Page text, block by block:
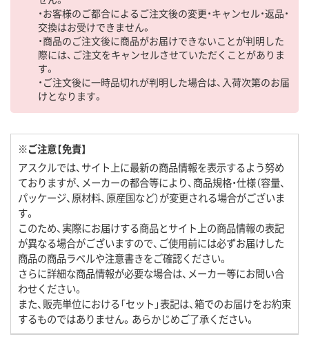
・お客様のご都合によるご注文後の変更・キャンセル・返品・
交換はお受けできません。
・商品のご注文後に商品がお届けできないことが判明した
際には、ご注文をキャンセルさせていただくことがありま
す。
・ご注文後に一時品切れが判明した場合は、入荷次第のお届
けとなります。
※ご注意【免責】
アスクルでは、サイト上に最新の商品情報を表示するよう努め
ておりますが、メーカーの都合等により、商品規格・仕様（容量、
パッケージ、原材料、原産国など）が変更される場合がございま
す。
このため、実際にお届けする商品とサイト上の商品情報の表記
が異なる場合がございますので、ご使用前には必ずお届けした
商品の商品ラベルや注意書きをご確認ください。
さらに詳細な商品情報が必要な場合は、メーカー等にお問い合
わせください。
また、販売単位における「セット」表記は、箱でのお届けをお約束
するものではありません。あらかじめご了承ください。